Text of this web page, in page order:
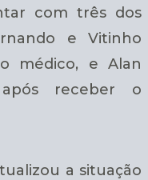
com três dos
e Vitinho
médico, e Alan
receber o
a situação